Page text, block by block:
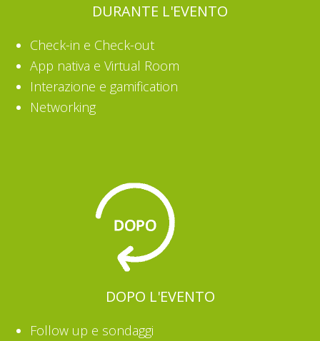
DURANTE L'EVENTO
Check-in e Check-out
App nativa e Virtual Room
Interazione e gamification
Networking
DOPO L'EVENTO
Follow up e sondaggi